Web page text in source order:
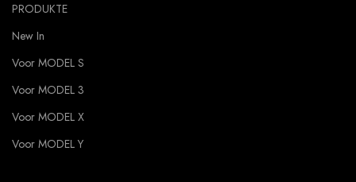
PRODUKTE
New In
Voor MODEL S
Voor MODEL 3
Voor MODEL X
Voor MODEL Y